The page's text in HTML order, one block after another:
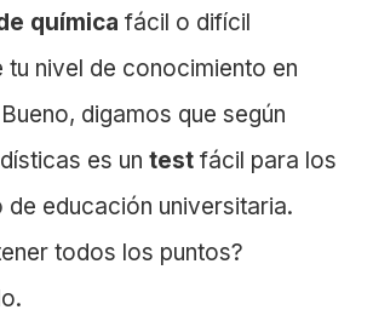
química fácil o difícil
tu nivel de conocimiento en
digamos que según
es untest fácil para los
de educación universitaria.
todos los puntos?